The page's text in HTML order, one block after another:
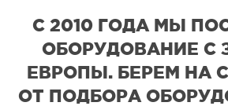
С 2010 ГОДА МЫ
ОБОРУДОВАНИЕ С
ЕВРОПЫ. БЕРЕМ НА
ОТ ПОДБОРА